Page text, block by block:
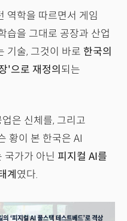
역학을 따르면서 게임
습을 그대로 공장과 산업
기술, 그것이 바로 한국의
'으로 재정의 되는
은 신체를, 그리고
황이 본 한국은 AI
국가가 아닌 피지컬 AI를
계 였다.